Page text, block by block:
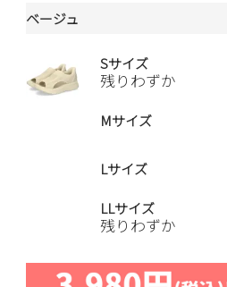
ベージュ
Sサイズ
残りわずか
Mサイズ
Lサイズ
LLサイズ
残りわずか